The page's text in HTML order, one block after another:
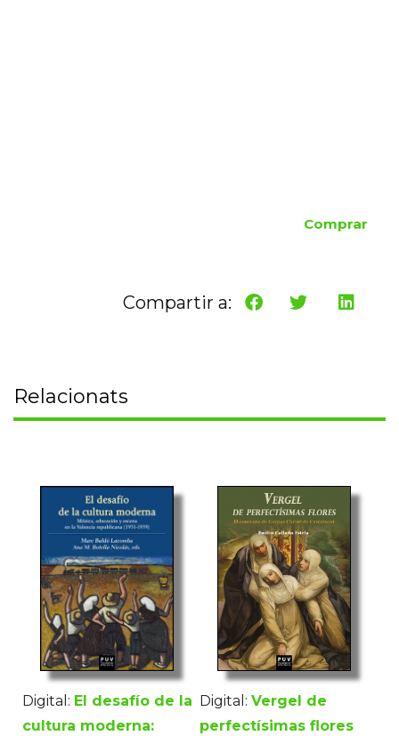
Comprar
Compartir a:
Relacionats
Digital: El desafío de la
cultura moderna:
Digital: Vergel de
perfectísimas flores